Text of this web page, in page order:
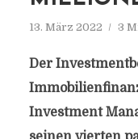
13. März 2022 3
Der
Investment